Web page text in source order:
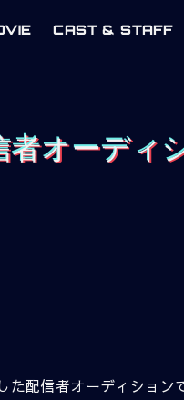
CAST & STAFF
者オーディ
配信者オーディション